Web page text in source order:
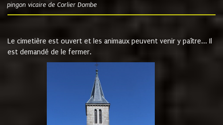
pingon vicaire de Corlier Dombe
Le cimetière est ouvert et les animaux peuvent venir y paître... Il
est demandé de le fermer.